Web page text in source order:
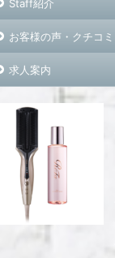
Staff紹介
お客様の声・クチコミ
求人案内